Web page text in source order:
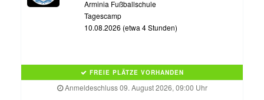
Arminia Fußballschule
Tagescamp
10.08.2026 (etwa 4 Stunden)
FREIE PLÄTZE VORHANDEN
Anmeldeschluss 09. August 2026, 09:00 Uhr